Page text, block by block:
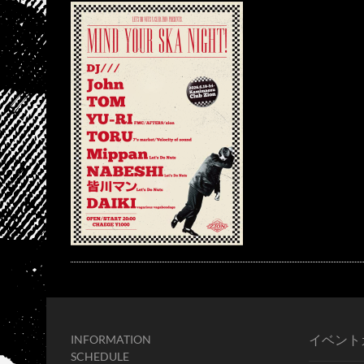
INFORMATION
SCHEDULE
イベン